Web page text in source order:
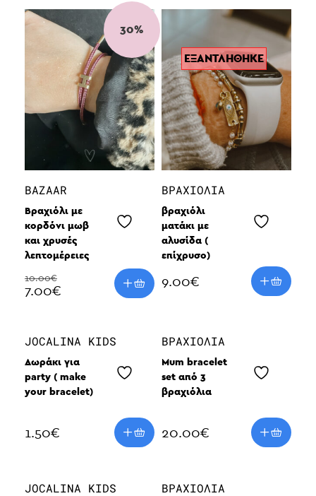
30%
BAZAAR
Bραχιόλι με
κορδόνι μωβ
και χρυσές
λεπτομέρειες
10.00€
7.00€
ΕΞΑΝΤΛΗΘΗΚΕ
ΒΡΑΧΙΌΛΙΑ
βραχιόλι
ματάκι με
αλυσίδα (
επίχρυσο)
9.00€
JOCALINA KIDS
Δωράκι για
party ( make
your bracelet)
1.50€
ΒΡΑΧΙΌΛΙΑ
Mum bracelet
set από 3
βραχιόλια
20.00€
JOCALINA KIDS ΒΡΑΧΙΌΛΙΑ